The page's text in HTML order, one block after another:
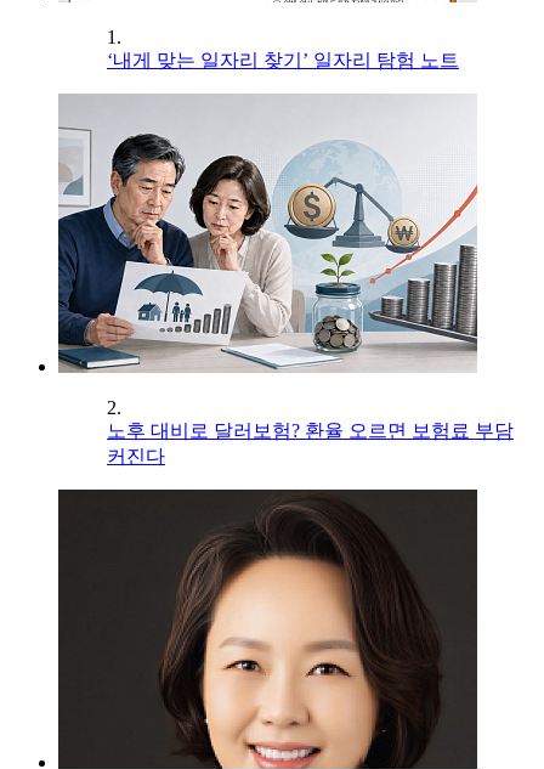
1.
‘내게 맞는 일자리 찾기’ 일자리 탐험 노트
2.
노후 대비로 달러보험? 환율 오르면 보험료 부담
커진다